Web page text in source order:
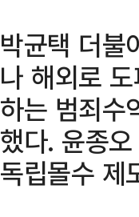
박균택 더불
나 해외로
하는 범죄수
했다. 윤종
독립몰수 제